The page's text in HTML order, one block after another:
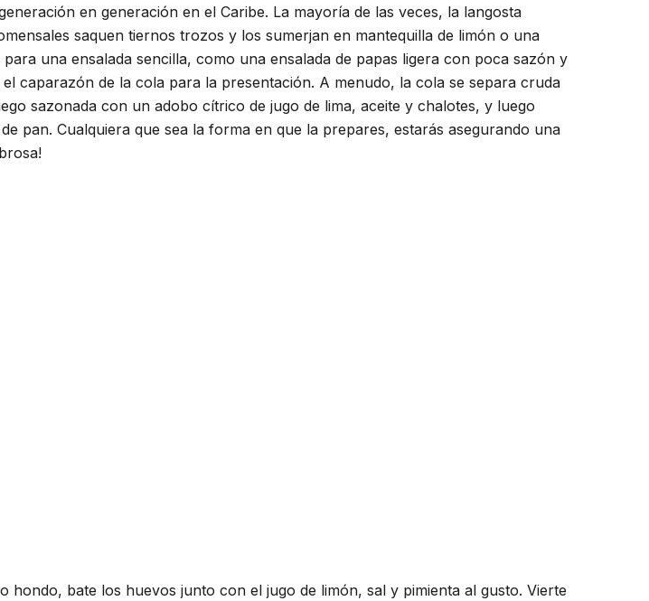
en generación en el Caribe. La mayoría de las veces, la langosta
saquen tiernos trozos y los sumerjan en mantequilla de limón o una
una ensalada sencilla, como una ensalada de papas ligera con poca sazón y
caparazón de la cola para la presentación. A menudo, la cola se separa cruda
sazonada con un adobo cítrico de jugo de lima, aceite y chalotes, y luego
pan. Cualquiera que sea la forma en que la prepares, estarás asegurando una
bate los huevos junto con el jugo de limón, sal y pimienta al gusto. Vierte